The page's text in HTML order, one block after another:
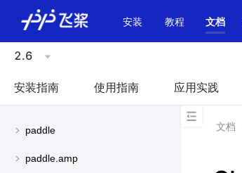
安装 教程 文档
2.6
安装指南 使用指南 应用实践
paddle
paddle.amp
文档